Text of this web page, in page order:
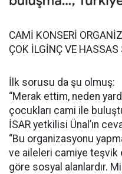
CAMİ KONSERİ
ÇOK İLGİNÇ VE HASSAS
İlk sorusu da şu olmuş:
“Merak ettim, neden
çocukları cami ile
İSAR yetkilisi Ünal’ın
“Bu organizasyonu
ve aileleri camiye teşvik
göre sosyal alanlardır.